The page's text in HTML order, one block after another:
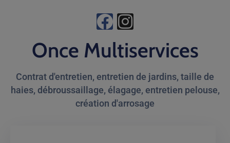
Once Multiservices
Contrat d'entretien, entretien de jardins, taille de
haies, débroussaillage, élagage, entretien pelouse,
création d'arrosage